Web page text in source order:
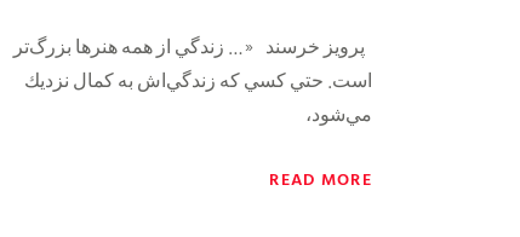
پرويز خرسند «… زندگي از همه هنرها بزرگ‌تر
است. حتي كسي كه زندگي‌اش به كمال نزديك
مي‌شود،
READ MORE